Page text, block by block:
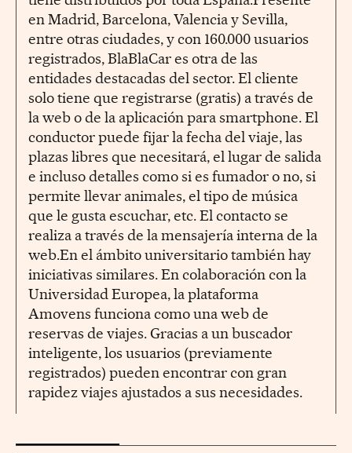
en Madrid, Barcelona, Valencia y Sevilla,
entre otras ciudades, y con 160.000 usuarios
registrados, BlaBlaCar es otra de las
entidades destacadas del sector. El cliente
solo tiene que registrarse (gratis) a través de
la web o de la aplicación para smartphone. El
conductor puede fijar la fecha del viaje, las
plazas libres que necesitará, el lugar de salida
e incluso detalles como si es fumador o no, si
permite llevar animales, el tipo de música
que le gusta escuchar, etc. El contacto se
realiza a través de la mensajería interna de la
web.En el ámbito universitario también hay
iniciativas similares. En colaboración con la
Universidad Europea, la plataforma
Amovens funciona como una web de
reservas de viajes. Gracias a un buscador
inteligente, los usuarios (previamente
registrados) pueden encontrar con gran
rapidez viajes ajustados a sus necesidades.